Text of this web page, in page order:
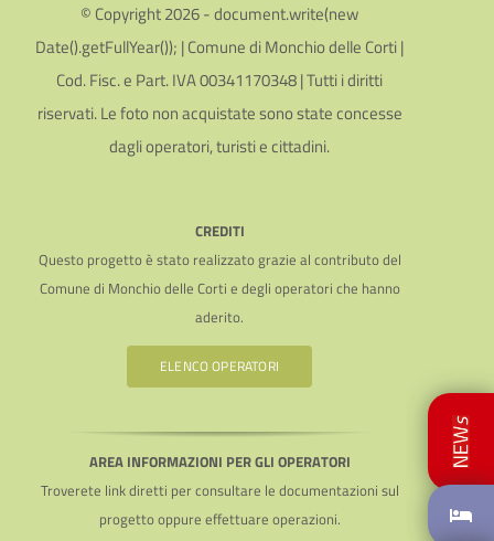
© Copyright 2026 - document.write(new
Date().getFullYear()); | Comune di Monchio delle Corti |
Cod. Fisc. e Part. IVA 00341170348 | Tutti i diritti
riservati. Le foto non acquistate sono state concesse
dagli operatori, turisti e cittadini.
CREDITI
Questo progetto è stato realizzato grazie al contributo del
Comune di Monchio delle Corti e degli operatori che hanno
aderito.
ELENCO OPERATORI
AREA INFORMAZIONI PER GLI OPERATORI
Troverete link diretti per consultare le documentazioni sul
progetto oppure effettuare operazioni.